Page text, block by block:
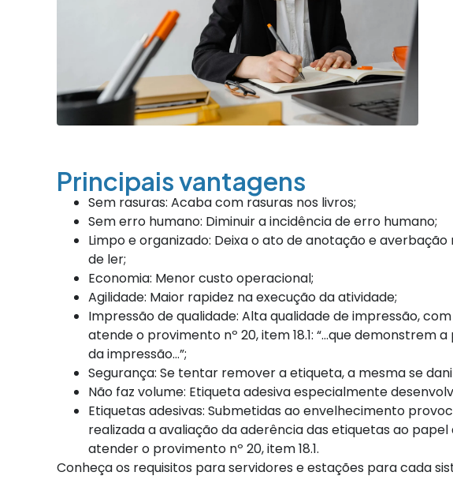
Principais vantagens
Sem rasuras: Acaba com rasuras nos livros;
Sem erro humano: Diminuir a incidência de erro humano;
Limpo e organizado: Deixa o ato de anotação e
de ler;
Economia: Menor custo operacional;
Agilidade: Maior rapidez na execução da atividade;
Impressão de qualidade: Alta qualidade de impressão,
atende o provimento nº 20, item 18.1: “…que demonstrem
da impressão…”;
Segurança: Se tentar remover a etiqueta, a mesma se
Não faz volume: Etiqueta adesiva especialmente
Etiquetas adesivas: Submetidas ao envelhecimento
realizada a avaliação da aderência das etiquetas ao
atender o provimento nº 20, item 18.1.
Conheça os requisitos para servidores e estações para cada